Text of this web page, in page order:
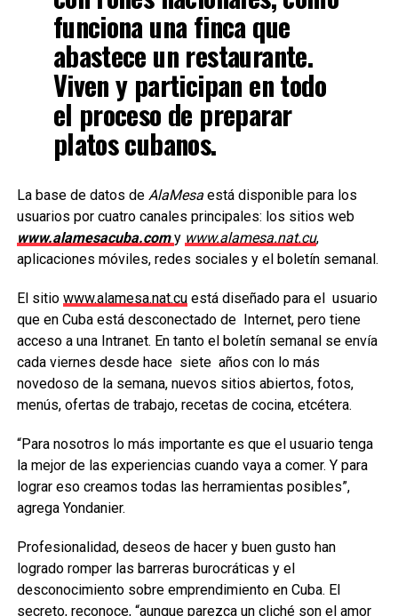
funciona una finca que
abastece un restaurante.
Viven y participan en todo
el proceso de preparar
platos cubanos.
La base de datos deAlaMesaestá disponible para los
usuarios por cuatro canales principales: los sitios web
www.alamesacuba.com y www.alamesa.nat.cu,
aplicaciones móviles, redes sociales y el boletín semanal.
El sitio www.alamesa.nat.cuestá diseñado para el usuario
que en Cuba está desconectado de Internet, pero tiene
acceso a una Intranet. En tanto el boletín semanal se envía
cada viernes desde hace siete años con lo más
novedoso de la semana, nuevos sitios abiertos, fotos,
menús, ofertas de trabajo, recetas de cocina, etcétera.
“Para nosotros lo más importante es que el usuario tenga
la mejor de las experiencias cuando vaya a comer. Y para
lograr eso creamos todas las herramientas posibles”,
agrega Yondanier.
Profesionalidad, deseos de hacer y buen gusto han
logrado romper las barreras burocráticas y el
desconocimiento sobre emprendimiento en Cuba. El
secreto, reconoce, “aunque parezca un cliché son el amor